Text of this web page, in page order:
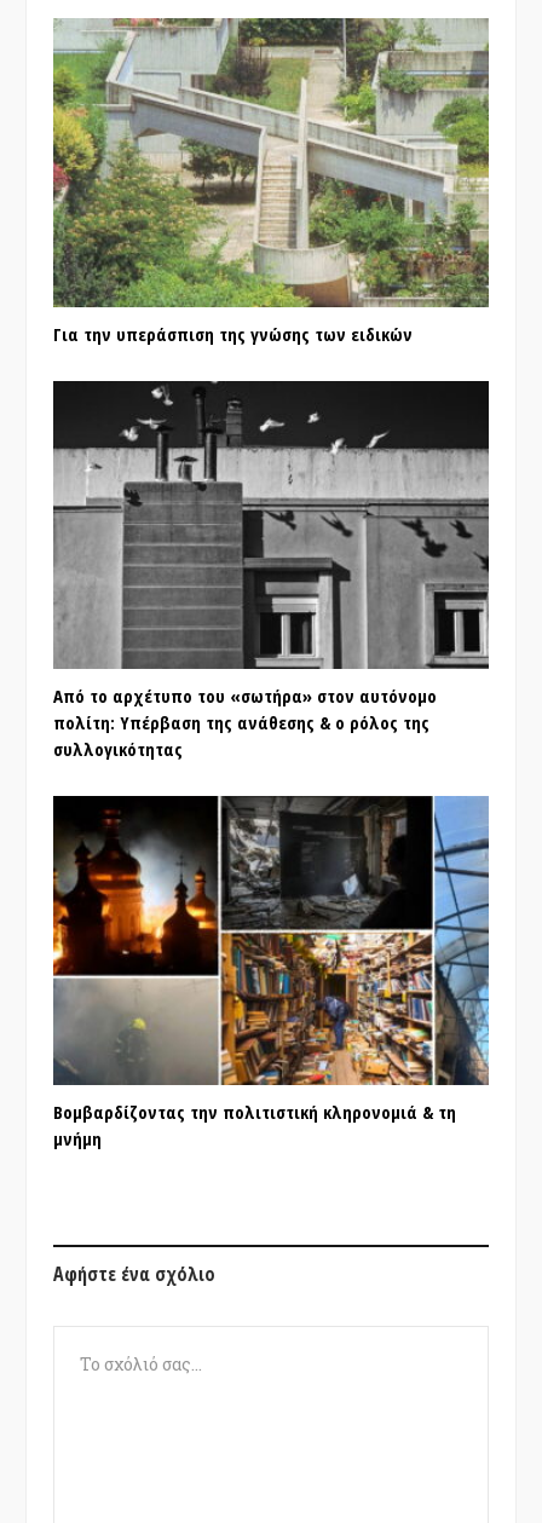
Για την υπεράσπιση της γνώσης των ειδικών
Από το αρχέτυπο του «σωτήρα» στον αυτόνομο
πολίτη: Υπέρβαση της ανάθεσης & ο ρόλος της
συλλογικότητας
Βομβαρδίζοντας την πολιτιστική κληρονομιά & τη
μνήμη
Αφήστε ένα σχόλιο